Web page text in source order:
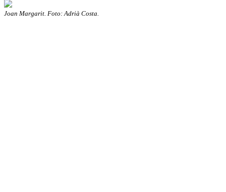
Joan Margarit. Foto: Adrià Costa.